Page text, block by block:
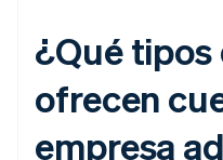
¿Qué
ofrecen
empresa